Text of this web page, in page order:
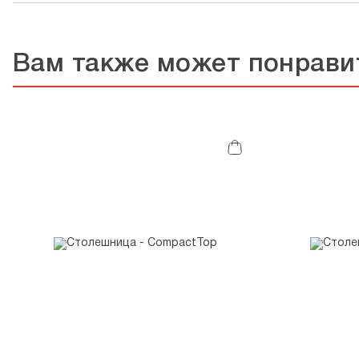
Вам также может